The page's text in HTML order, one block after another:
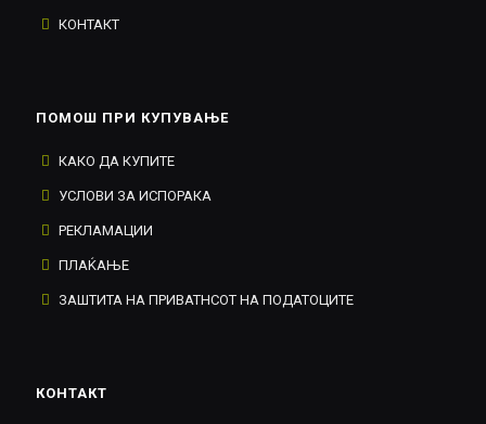
КОНТАКТ
ПОМОШ ПРИ КУПУВАЊЕ
КАКО ДА КУПИТЕ
УСЛОВИ ЗА ИСПОРАКА
РЕКЛАМАЦИИ
ПЛАЌАЊЕ
ЗАШТИТА НА ПРИВАТНСОТ НА ПОДАТОЦИТЕ
КОНТАКТ